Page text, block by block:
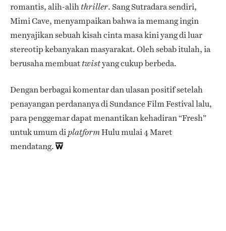
romantis, alih-alih thriller. Sang Sutradara sendiri,
Mimi Cave, menyampaikan bahwa ia memang ingin
menyajikan sebuah kisah cinta masa kini yang di luar
stereotip kebanyakan masyarakat. Oleh sebab itulah, ia
berusaha membuat twistyang cukup berbeda.
Dengan berbagai komentar dan ulasan positif setelah
penayangan perdananya di Sundance Film Festival lalu,
para penggemar dapat menantikan kehadiran “Fresh”
untuk umum diplatformHulu mulai 4 Maret
mendatang.